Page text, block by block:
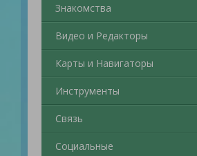
Знакомства
Видео и Редакторы
Карты и Навигаторы
Инструменты
Связь
Социальные